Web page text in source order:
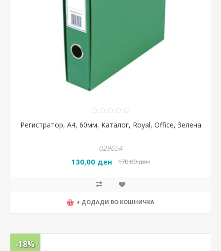
Регистратор, А4, 60мм, Каталог, Royal, Office, Зелена
029654
130,00 ден 170,00 ден
+ ДОДАДИ ВО КОШНИЧКА
-18%